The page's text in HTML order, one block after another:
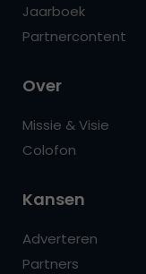
Jaarboek
Partnercontent
Over
Missie & Visie
Colofon
Kansen
Adverteren
Partners